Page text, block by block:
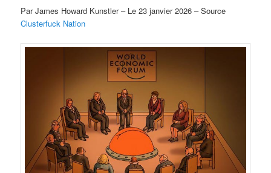
Par James Howard Kunstler – Le 23 janvier 2026 – Source
Clusterfuck Nation